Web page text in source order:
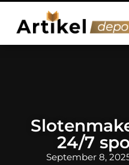
24/7
September 8,